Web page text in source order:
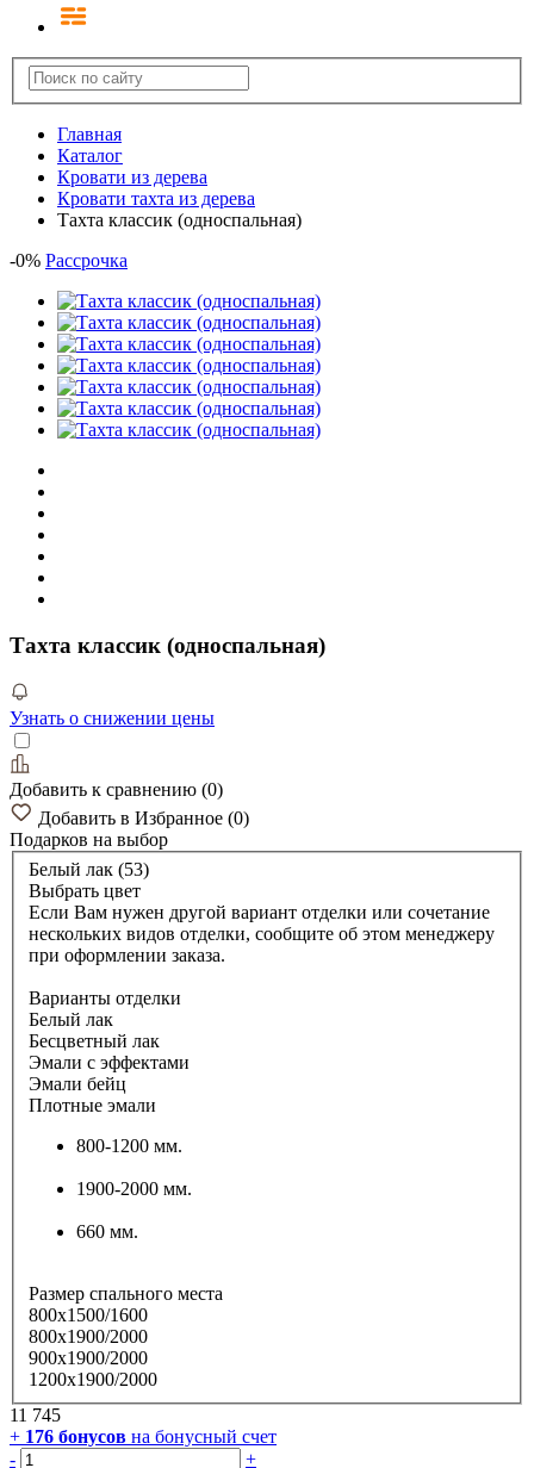
Главная
Каталог
Кровати из дерева
Кровати тахта из дерева
Тахта классик (односпальная)
-0% Рассрочка
Тахта классик (односпальная)
Узнать о снижении цены
Добавить к сравнению (0)
Добавить в Избранное (0)
Подарков на выбор
Белый лак (53)
Выбрать цвет
Если Вам нужен другой вариант отделки или сочетание
нескольких видов отделки, сообщите об этом менеджеру
при оформлении заказа.
Варианты отделки
Белый лак
Бесцветный лак
Эмали с эффектами
Эмали бейц
Плотные эмали
800-1200 мм.
1900-2000 мм.
660 мм.
Размер спального места
800х1500/1600
800х1900/2000
900х1900/2000
1200х1900/2000
11 745
+ 176 бонусов на бонусный счет
-
+